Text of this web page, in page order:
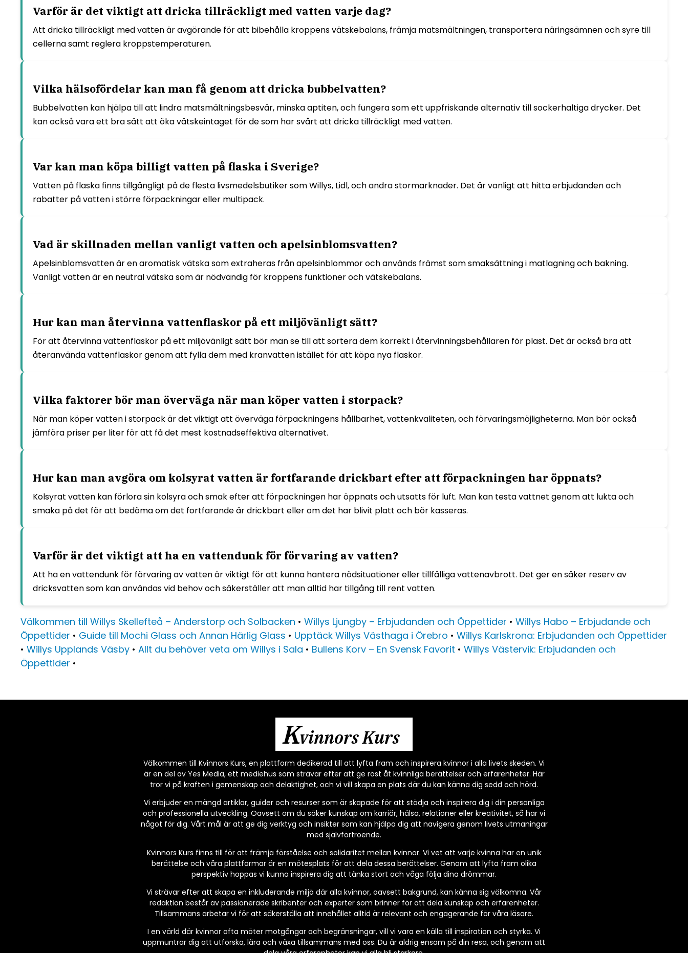
Varför är det viktigt att dricka tillräckligt med vatten varje dag?
Att dricka tillräckligt med vatten är avgörande för att bibehålla kroppens vätskebalans, främja matsmältningen, transportera näringsämnen och syre till
cellerna samt reglera kroppstemperaturen.
Vilka hälsofördelar kan man få genom att dricka bubbelvatten?
Bubbelvatten kan hjälpa till att lindra matsmältningsbesvär, minska aptiten, och fungera som ett uppfriskande alternativ till sockerhaltiga drycker. Det
kan också vara ett bra sätt att öka vätskeintaget för de som har svårt att dricka tillräckligt med vatten.
Var kan man köpa billigt vatten på flaska i Sverige?
Vatten på flaska finns tillgängligt på de flesta livsmedelsbutiker som Willys, Lidl, och andra stormarknader. Det är vanligt att hitta erbjudanden och
rabatter på vatten i större förpackningar eller multipack.
Vad är skillnaden mellan vanligt vatten och apelsinblomsvatten?
Apelsinblomsvatten är en aromatisk vätska som extraheras från apelsinblommor och används främst som smaksättning i matlagning och bakning.
Vanligt vatten är en neutral vätska som är nödvändig för kroppens funktioner och vätskebalans.
Hur kan man återvinna vattenflaskor på ett miljövänligt sätt?
För att återvinna vattenflaskor på ett miljövänligt sätt bör man se till att sortera dem korrekt i återvinningsbehållaren för plast. Det är också bra att
återanvända vattenflaskor genom att fylla dem med kranvatten istället för att köpa nya flaskor.
Vilka faktorer bör man överväga när man köper vatten i storpack?
När man köper vatten i storpack är det viktigt att överväga förpackningens hållbarhet, vattenkvaliteten, och förvaringsmöjligheterna. Man bör också
jämföra priser per liter för att få det mest kostnadseffektiva alternativet.
Hur kan man avgöra om kolsyrat vatten är fortfarande drickbart efter att förpackningen har öppnats?
Kolsyrat vatten kan förlora sin kolsyra och smak efter att förpackningen har öppnats och utsatts för luft. Man kan testa vattnet genom att lukta och
smaka på det för att bedöma om det fortfarande är drickbart eller om det har blivit platt och bör kasseras.
Varför är det viktigt att ha en vattendunk för förvaring av vatten?
Att ha en vattendunk för förvaring av vatten är viktigt för att kunna hantera nödsituationer eller tillfälliga vattenavbrott. Det ger en säker reserv av
dricksvatten som kan användas vid behov och säkerställer att man alltid har tillgång till rent vatten.
Välkommen till Willys Skellefteå – Anderstorp och Solbacken • Willys Ljungby – Erbjudanden och Öppettider • Willys Habo – Erbjudande och
Öppettider • Guide till Mochi Glass och Annan Härlig Glass • Upptäck Willys Västhaga i Örebro • Willys Karlskrona: Erbjudanden och Öppettider
• Willys Upplands Väsby • Allt du behöver veta om Willys i Sala • Bullens Korv – En Svensk Favorit • Willys Västervik: Erbjudanden och
Öppettider •
Kvinnors Kurs
Välkommen till Kvinnors Kurs, en plattform dedikerad till att lyfta fram och inspirera kvinnor i alla livets skeden. Vi
är en del av Yes Media, ett mediehus som strävar efter att ge röst åt kvinnliga berättelser och erfarenheter. Här
tror vi på kraften i gemenskap och delaktighet, och vi vill skapa en plats där du kan känna dig sedd och hörd.
Vi erbjuder en mängd artiklar, guider och resurser som är skapade för att stödja och inspirera dig i din personliga
och professionella utveckling. Oavsett om du söker kunskap om karriär, hälsa, relationer eller kreativitet, så har vi
något för dig. Vårt mål är att ge dig verktyg och insikter som kan hjälpa dig att navigera genom livets utmaningar
med självförtroende.
Kvinnors Kurs finns till för att främja förståelse och solidaritet mellan kvinnor. Vi vet att varje kvinna har en unik
berättelse och våra plattformar är en mötesplats för att dela dessa berättelser. Genom att lyfta fram olika
perspektiv hoppas vi kunna inspirera dig att tänka stort och våga följa dina drömmar.
Vi strävar efter att skapa en inkluderande miljö där alla kvinnor, oavsett bakgrund, kan känna sig välkomna. Vår
redaktion består av passionerade skribenter och experter som brinner för att dela kunskap och erfarenheter.
Tillsammans arbetar vi för att säkerställa att innehållet alltid är relevant och engagerande för våra läsare.
I en värld där kvinnor ofta möter motgångar och begränsningar, vill vi vara en källa till inspiration och styrka. Vi
uppmuntrar dig att utforska, lära och växa tillsammans med oss. Du är aldrig ensam på din resa, och genom att